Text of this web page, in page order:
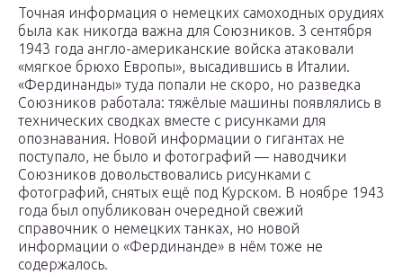
Точная информация о немецких самоходных орудиях
была как никогда важна для Союзников. 3 сентября
1943 года англо-американские войска атаковали
«мягкое брюхо Европы», высадившись в Италии.
«Фердинанды» туда попали не скоро, но разведка
Союзников работала: тяжёлые машины появлялись в
технических сводках вместе с рисунками для
опознавания. Новой информации о гигантах не
поступало, не было и фотографий — наводчики
Союзников довольствовались рисунками с
фотографий, снятых ещё под Курском. В ноябре 1943
года был опубликован очередной свежий
справочник о немецких танках, но новой
информации о «Фердинанде» в нём тоже не
содержалось.